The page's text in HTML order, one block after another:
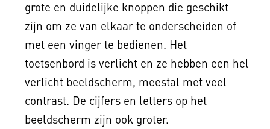
grote en duidelijke knoppen die geschikt
zijn om ze van elkaar te onderscheiden of
met een vinger te bedienen. Het
toetsenbord is verlicht en ze hebben een hel
verlicht beeldscherm, meestal met veel
contrast. De cijfers en letters op het
beeldscherm zijn ook groter.